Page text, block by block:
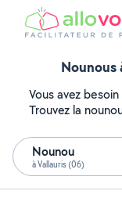
Nounous
Vous avez
Trouvez la
Nounou
à Vallauris (06)